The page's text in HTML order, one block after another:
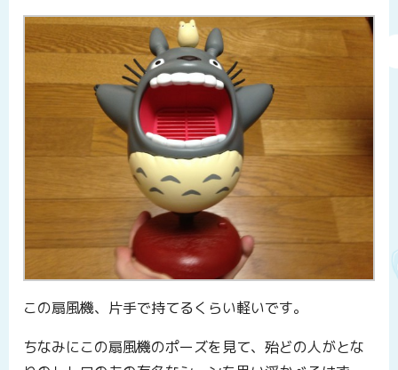
この扇風機、片手で持てるくらい軽いです。
ちなみにこの扇風機のポーズを見て、殆どの人がとな